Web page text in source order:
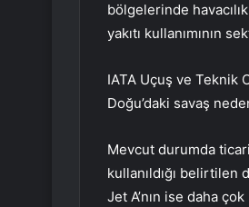
bölgelerinde
yakıtı kullanımının
IATA Uçuş ve Teknik
Doğu’daki savaş
Mevcut durumda
kullanıldığı belirtilen
Jet A’nın ise daha